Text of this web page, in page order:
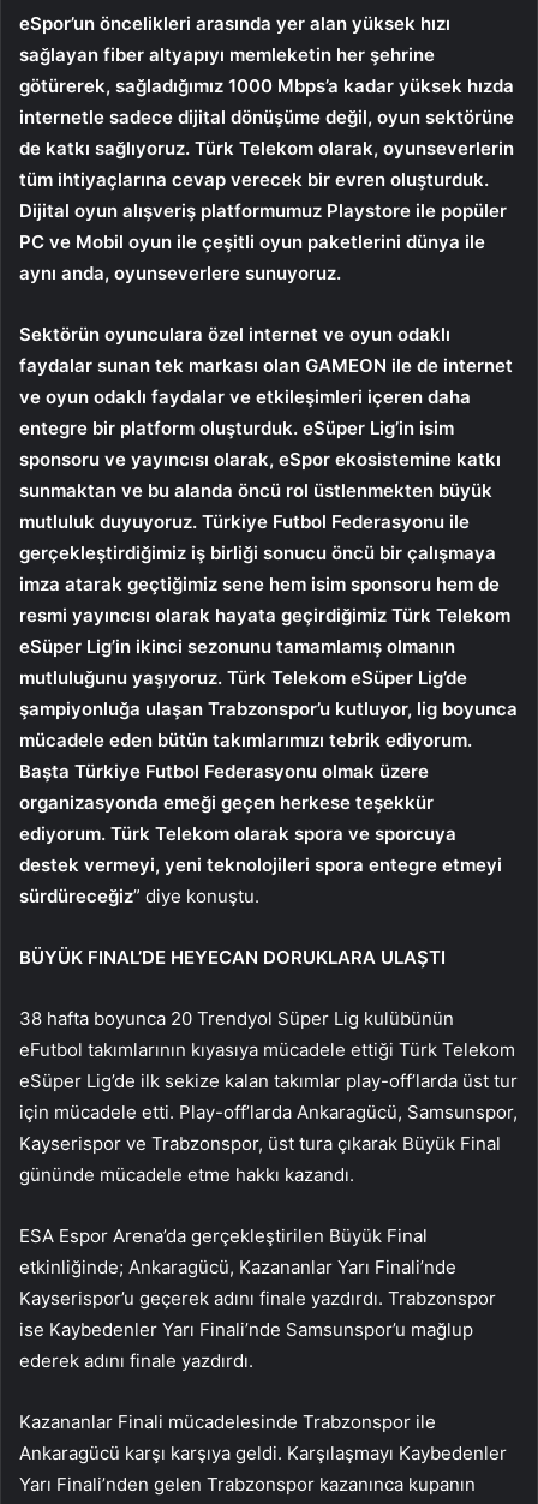
eSpor’un öncelikleri arasında yer alan yüksek hızı
sağlayan fiber altyapıyı memleketin her şehrine
götürerek, sağladığımız 1000 Mbps’a kadar yüksek hızda
internetle sadece dijital dönüşüme değil, oyun sektörüne
de katkı sağlıyoruz. Türk Telekom olarak, oyunseverlerin
tüm ihtiyaçlarına cevap verecek bir evren oluşturduk.
Dijital oyun alışveriş platformumuz Playstore ile popüler
PC ve Mobil oyun ile çeşitli oyun paketlerini dünya ile
aynı anda, oyunseverlere sunuyoruz.
Sektörün oyunculara özel internet ve oyun odaklı
faydalar sunan tek markası olan GAMEON ile de internet
ve oyun odaklı faydalar ve etkileşimleri içeren daha
entegre bir platform oluşturduk. eSüper Lig’in isim
sponsoru ve yayıncısı olarak, eSpor ekosistemine katkı
sunmaktan ve bu alanda öncü rol üstlenmekten büyük
mutluluk duyuyoruz. Türkiye Futbol Federasyonu ile
gerçekleştirdiğimiz iş birliği sonucu öncü bir çalışmaya
imza atarak geçtiğimiz sene hem isim sponsoru hem de
resmi yayıncısı olarak hayata geçirdiğimiz Türk Telekom
eSüper Lig’in ikinci sezonunu tamamlamış olmanın
mutluluğunu yaşıyoruz. Türk Telekom eSüper Lig’de
şampiyonluğa ulaşan Trabzonspor’u kutluyor, lig boyunca
mücadele eden bütün takımlarımızı tebrik ediyorum.
Başta Türkiye Futbol Federasyonu olmak üzere
organizasyonda emeği geçen herkese teşekkür
ediyorum. Türk Telekom olarak spora ve sporcuya
destek vermeyi, yeni teknolojileri spora entegre etmeyi
sürdüreceğiz” diye konuştu.
BÜYÜK FINAL’DE HEYECAN DORUKLARA ULAŞTI
38 hafta boyunca 20 Trendyol Süper Lig kulübünün
eFutbol takımlarının kıyasıya mücadele ettiği Türk Telekom
eSüper Lig’de ilk sekize kalan takımlar play-off’larda üst tur
için mücadele etti. Play-off’larda Ankaragücü, Samsunspor,
Kayserispor ve Trabzonspor, üst tura çıkarak Büyük Final
gününde mücadele etme hakkı kazandı.
ESA Espor Arena’da gerçekleştirilen Büyük Final
etkinliğinde; Ankaragücü, Kazananlar Yarı Finali’nde
Kayserispor’u geçerek adını finale yazdırdı. Trabzonspor
ise Kaybedenler Yarı Finali’nde Samsunspor’u mağlup
ederek adını finale yazdırdı.
Kazananlar Finali mücadelesinde Trabzonspor ile
Ankaragücü karşı karşıya geldi. Karşılaşmayı Kaybedenler
Yarı Finali’nden gelen Trabzonspor kazanınca kupanın